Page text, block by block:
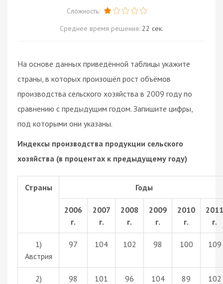
Сложность:
Среднее время решения: 22 сек.
На основе данных приведённой таблицы укажите
страны, в которых произошёл рост объёмов
производства сельского хозяйства в 2009 году по
сравнению с предыдущим годом. Запишите цифры,
под которыми они указаны.
Индексы производства продукции сельского
хозяйства (в процентах к предыдущему году)
Страны Годы
2006
г.
2007
г.
2008
г.
2009
г.
2010
г.
2011
г.
1)
Австрия
97 104 102 98 100 109
2)
98 101 96 104 89 102